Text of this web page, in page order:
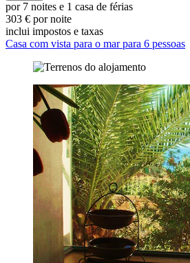
por 7 noites e 1 casa de férias
303 € por noite
inclui impostos e taxas
Casa com vista para o mar para 6 pessoas